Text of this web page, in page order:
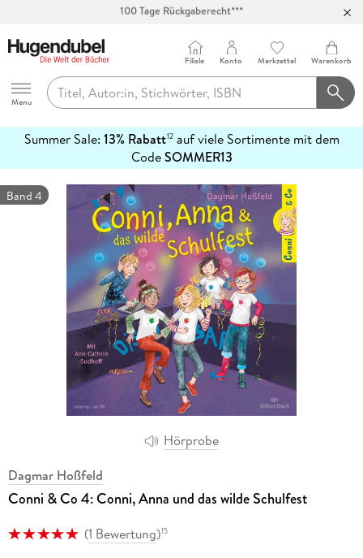
Abholung in über 100 Filialen
Hugendubel
Menu
Filiale Konto Merkzettel Warenkorb
Summer Sale: 13% Rabatt12auf viele Sortimente mit dem
CodeSOMMER13
erfahren
Hörprobe
Band 4
Dagmar Hoßfeld
Conni & Co 4: Conni, Anna und das wilde Schulfest
(1 Bewertung)15